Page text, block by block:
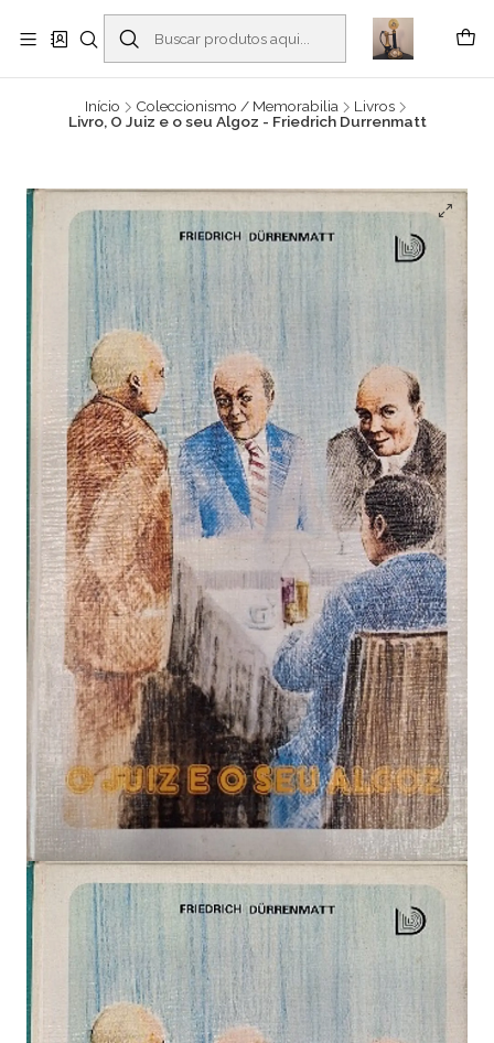
Buscantiguidades - Leilões. Colecionismo e antiguidades em Viana do
Castelo -
Leia mais
Início Coleccionismo / Memorabilia
Livros
Livro, O Juiz e o seu Algoz - Friedrich Durrenmatt